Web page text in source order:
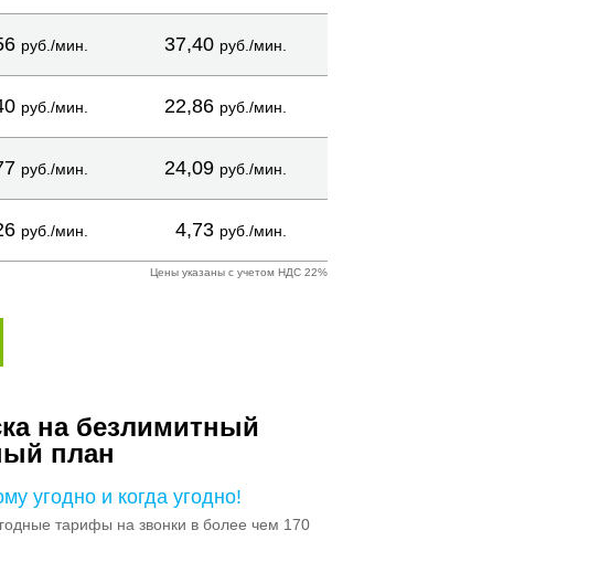
руб./мин. 37,40 руб./мин.
руб./мин. 22,86 руб./мин.
руб./мин. 24,09 руб./мин.
руб./мин. 4,73 руб./мин.
Цены указаны с учетом НДС 22%
на безлимитный
план
угодно и когда угодно!
тарифы на звонки в более чем 170